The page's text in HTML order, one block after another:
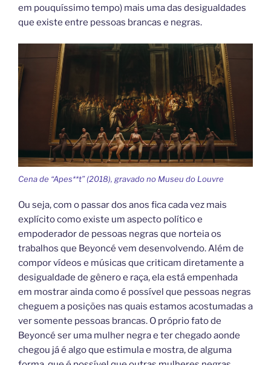
em pouquíssimo tempo) mais uma das desigualdades
que existe entre pessoas brancas e negras.
Cena de “Apes**t” (2018), gravado no Museu do Louvre
Ou seja, com o passar dos anos fica cada vez mais
explícito como existe um aspecto político e
empoderador de pessoas negras que norteia os
trabalhos que Beyoncé vem desenvolvendo. Além de
compor vídeos e músicas que criticam diretamente a
desigualdade de gênero e raça, ela está empenhada
em mostrar ainda como é possível que pessoas negras
cheguem a posições nas quais estamos acostumadas a
ver somente pessoas brancas. O próprio fato de
Beyoncé ser uma mulher negra e ter chegado aonde
chegou já é algo que estimula e mostra, de alguma